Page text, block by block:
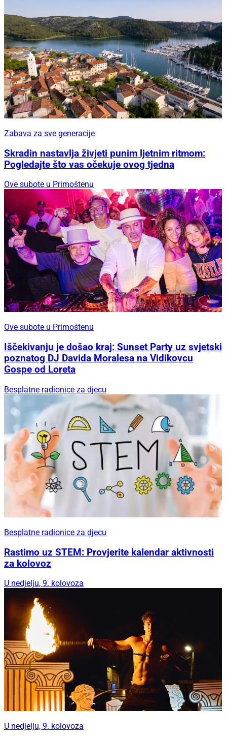
Zabava za sve generacije
Skradin nastavlja živjeti punim ljetnim ritmom:
Pogledajte što vas očekuje ovog tjedna
Ove subote u Primoštenu
Ove subote u Primoštenu
Iščekivanju je došao kraj: Sunset Party uz svjetski
poznatog DJ Davida Moralesa na Vidikovcu
Gospe od Loreta
Besplatne radionice za djecu
Besplatne radionice za djecu
Rastimo uz STEM: Provjerite kalendar aktivnosti
za kolovoz
U nedjelju, 9. kolovoza
U nedjelju, 9. kolovoza